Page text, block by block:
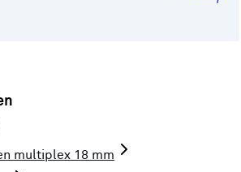
multiplex 18 mm